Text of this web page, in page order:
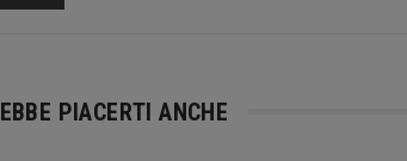
PIACERTI ANCHE